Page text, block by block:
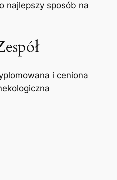
najlepszy sposób na